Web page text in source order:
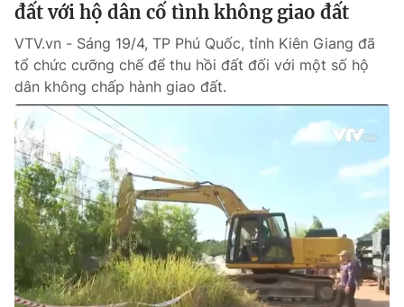
đất với hộ dân cố tình không giao đất
VTV.vn - Sáng 19/4, TP Phú Quốc, tỉnh Kiên Giang đã
tổ chức cưỡng chế để thu hồi đất đối với một số hộ
dân không chấp hành giao đất.